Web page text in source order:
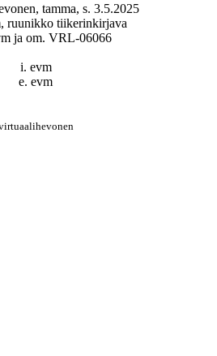
tamma, s. 3.5.2025
ruunikko tiikerinkirjava
ja om. VRL-06066
i. evm
e. evm